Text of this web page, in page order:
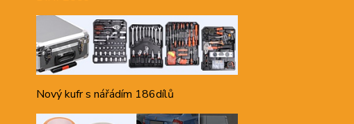
Nový kufr s nářádím 186dílů